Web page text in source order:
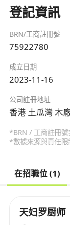
登記資訊
BRN/工商註冊號
75922780
成立日期
2023-11-16
公司註冊地址
香港 土瓜灣 木
*BRN / 工商註冊
*數據來源與責任限
在招職位 (1)
天妇罗厨师